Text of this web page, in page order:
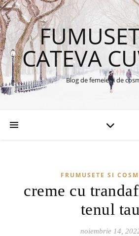
CATEVA
Blog de femeie si de
FRUMUSETE SI
creme cu
tenul tau
noiembrie 14,